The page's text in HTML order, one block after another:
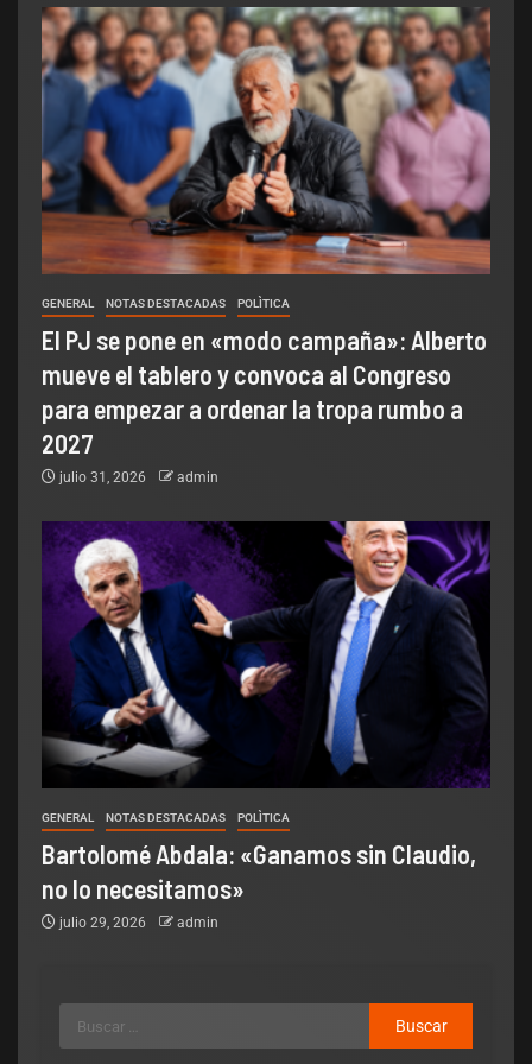
GENERAL NOTAS DESTACADAS POLÌTICA
El PJ se pone en «modo campaña»: Alberto
mueve el tablero y convoca al Congreso
para empezar a ordenar la tropa rumbo a
2027
julio 31, 2026 admin
GENERAL NOTAS DESTACADAS POLÌTICA
Bartolomé Abdala: «Ganamos sin Claudio,
no lo necesitamos»
julio 29, 2026 admin